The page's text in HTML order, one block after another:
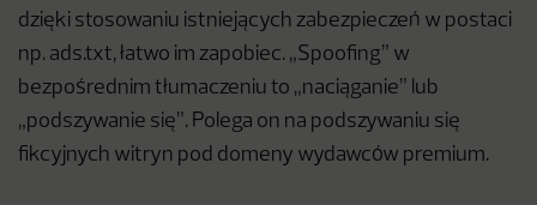
dzięki stosowaniu istniejących zabezpieczeń w postaci
np. ads.txt, łatwo im zapobiec. „Spoofing” w
bezpośrednim tłumaczeniu to „naciąganie” lub
„podszywanie się”. Polega on na podszywaniu się
fikcyjnych witryn pod domeny wydawców premium.